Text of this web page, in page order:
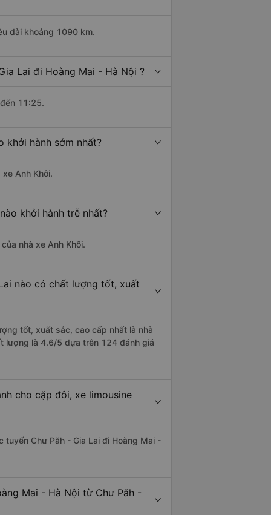
dài khoảng 1090 km.
Lai đi Hoàng Mai - Hà Nội ?
11:25.
khởi hành sớm nhất?
Anh Khôi.
khởi hành trễ nhất?
nhà xe Anh Khôi.
nào có chất lượng tốt, xuất
tốt, xuất sắc, cao cấp nhất là nhà
lượng là 4.6/5 dựa trên 124 đánh giá
cho cặp đôi, xe limousine
tuyến Chư Păh - Gia Lai đi Hoàng Mai -
Mai - Hà Nội từ Chư Păh -